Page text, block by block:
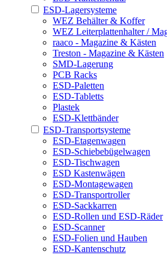
ESD-Lagersysteme
WEZ Behälter & Koffer
WEZ Leiterplattenhalter /
raaco - Magazine & Kästen
Treston - Magazine & Kästen
SMD-Lagerung
PCB Racks
ESD-Paletten
ESD-Tabletts
Plastek
ESD-Klettbänder
ESD-Transportsysteme
ESD-Etagenwagen
ESD-Schiebebügelwagen
ESD-Tischwagen
ESD Kastenwägen
ESD-Montagewagen
ESD-Transportroller
ESD-Sackkarren
ESD-Rollen und ESD-Räder
ESD-Scanner
ESD-Folien und Hauben
ESD-Kantenschutz